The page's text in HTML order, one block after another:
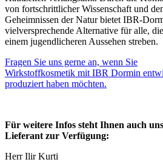
von fortschrittlicher Wissenschaft und
Geheimnissen der Natur bietet IBR-
vielversprechende Alternative für alle,
einem jugendlicheren Aussehen streben.
Fragen Sie uns gerne an, wenn Sie
Wirkstoffkosmetik mit IBR Dormin
produziert haben möchten.
Für weitere Infos steht Ihnen auch
Lieferant zur Verfügung:
Herr Ilir Kurti